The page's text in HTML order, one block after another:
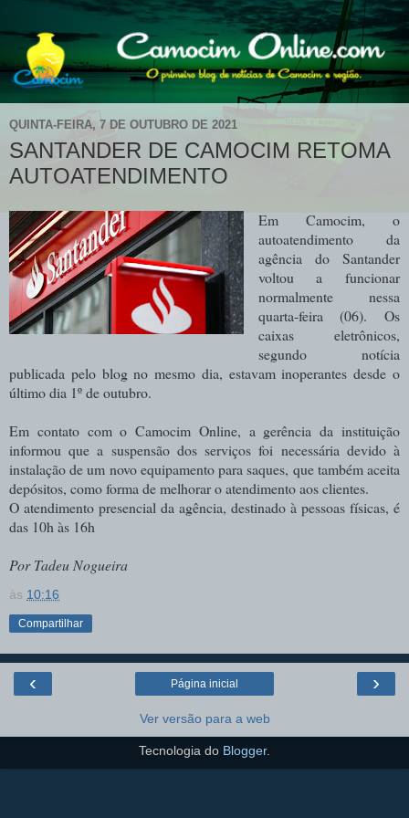
QUINTA-FEIRA, 7 DE OUTUBRO DE 2021
SANTANDER DE CAMOCIM RETOMA
AUTOATENDIMENTO
Em Camocim, o
autoatendimento da
agência do Santander
voltou a funcionar
normalmente nessa
quarta-feira (06). Os
caixas eletrônicos,
segundo notícia
publicada pelo blog no mesmo dia, estavam inoperantes desde o
último dia 1º de outubro.
Em contato com o Camocim Online, a gerência da instituição
informou que a suspensão dos serviços foi necessária devido à
instalação de um novo equipamento para saques, que também aceita
depósitos, como forma de melhorar o atendimento aos clientes.
O atendimento presencial da agência, destinado à pessoas físicas, é
das 10h às 16h
Por Tadeu Nogueira
às 10:16
Compartilhar
‹ ›
Página inicial
Ver versão para a web
Tecnologia do Blogger.